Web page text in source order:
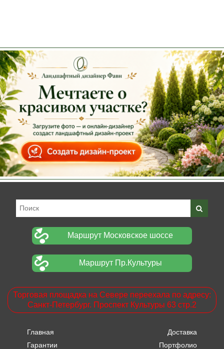
Маршрут Московское шоссе
Маршрут Пр.Культуры
Торговая площадка на Севере переехала по адресу:
Санкт-Петербург. Проспект Культуры 63 стр.2
Главная
Доставка
Гарантии
Портфолио